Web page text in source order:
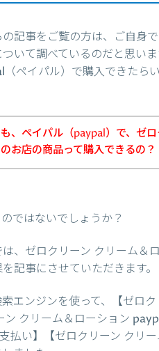
記事をご覧の方は、ご自身
いて調べているのだと思い
ペイパル）で購入できたら
、ペイパル（paypal）で、ゼ
お店の商品って購入できるの？
ではないでしょうか？
、ゼロクリーン クリーム
記事にさせていただきます。
索エンジンを使って、【ゼ
ン クリーム＆ローション
払い】【ゼロクリーン クリ